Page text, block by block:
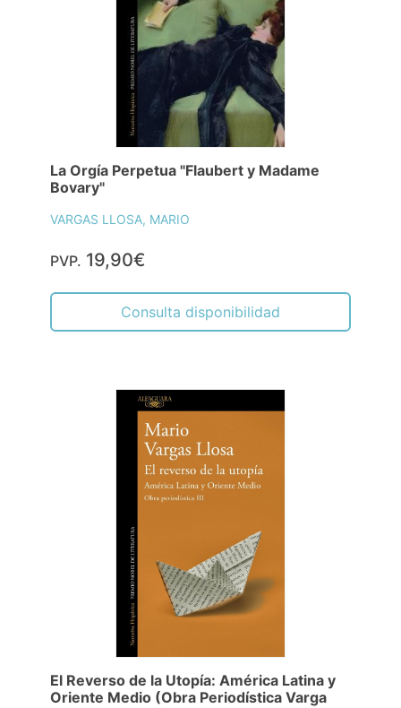
La Orgía Perpetua "Flaubert y Madame
Bovary"
VARGAS LLOSA, MARIO
PVP. 19,90€
Consulta disponibilidad
El Reverso de la Utopía: América Latina y
Oriente Medio (Obra Periodística Varga